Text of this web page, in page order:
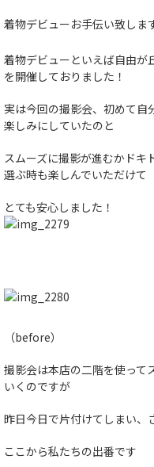
着物デビューお手伝い致しま
着物デビューといえば自由が
を開催しておりました！
実は今回の撮影会、初めて自
楽しみにしていたのと
スムーズに撮影が進むかドキ
選ぶ時も楽しんでいただけて
とても安心しました！
（before）
撮影会は本店の二階を使って
いくのですが
昨日今日で片付けてしまい、
ここから私たちの出番です